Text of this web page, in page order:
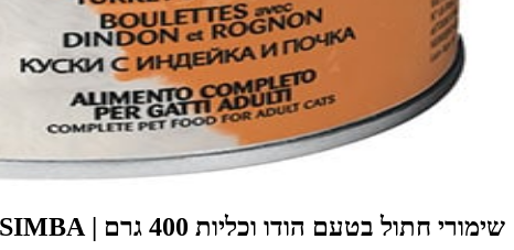
שימורי חתול בטעם הודו וכליות 400 גרם | SIMBA